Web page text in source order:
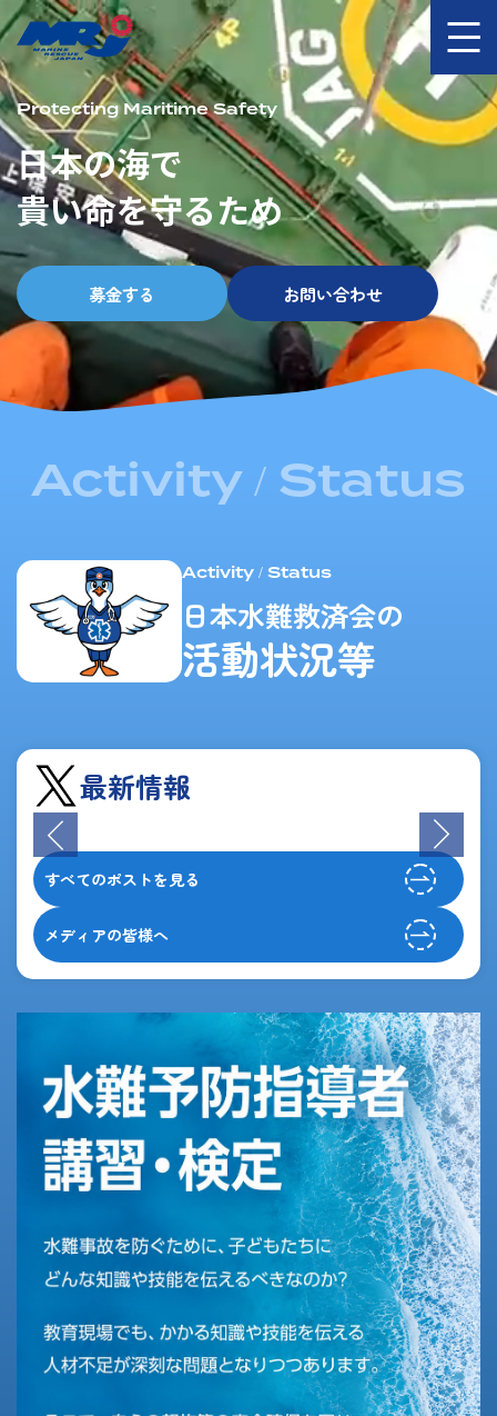
Protecting Maritime Safety
日本の海で
貴い命を守るため
募金する お問い合わせ
Activity / Status
日本水難救済会の
活動状況等
Activity / Status
最新情報
すべてのポストを見る
メディアの皆様へ